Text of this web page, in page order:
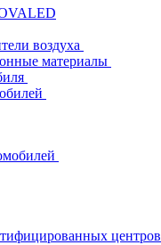
воздуха
материалы
центров